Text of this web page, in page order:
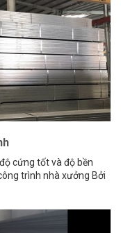
cứng tốt và độ bền
trình nhà xưởng Bởi